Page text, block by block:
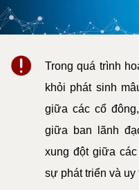
CỨU-
ẤN
HỎI
Trong quá trình
khỏi phát sinh
giữa các cổ
giữa ban lãnh
xung đột giữa
sự phát triển và uy